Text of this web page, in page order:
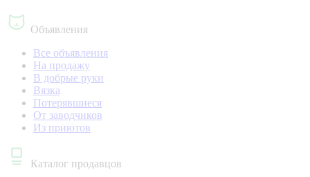
Объявления
Все объявления
На продажу
В добрые руки
Вязка
Потерявшиеся
От заводчиков
Из приютов
Каталог продавцов